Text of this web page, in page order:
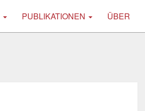
PUBLIKATIONEN ÜBER